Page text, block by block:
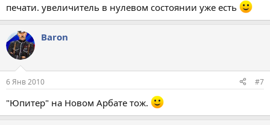
печати. увеличитель в нулевом состоянии уже есть
Baron
6 Янв 2010 #7
"Юпитер" на Новом Арбате тож.